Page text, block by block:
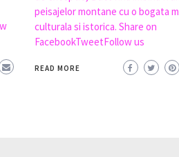
peisajelor montane cu o bogata
culturala si istorica. Share on
FacebookTweetFollow us
READ MORE